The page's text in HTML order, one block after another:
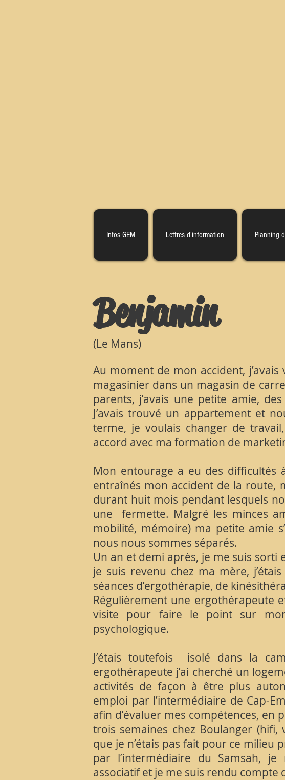
Infos GEM Lettres d'information Planning
Benjamin
(Le Mans)
Au moment de mon accident, j’avais
magasinier dans un magasin de
parents, j’avais une petite amie,
J’avais trouvé un appartement et
terme, je voulais changer de
accord avec ma formation de
Mon entourage a eu des difficultés
entraînés mon accident de la route,
durant huit mois pendant lesquels
une fermette. Malgré les minces
mobilité, mémoire) ma petite amie
nous nous sommes séparés.
Un an et demi après, je me suis
je suis revenu chez ma mère,
séances d’ergothérapie, de
Régulièrement une ergothérapeute
visite pour faire le point sur
psychologique.
J’étais toutefois isolé dans la
ergothérapeute j’ai cherché un
activités de façon à être plus
emploi par l’intermédiaire de Cap-
afin d’évaluer mes compétences, en
trois semaines chez Boulanger
que je n’étais pas fait pour ce milieu
par l’intermédiaire du Samsah,
associatif et je me suis rendu compte